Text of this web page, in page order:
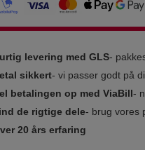
levering med GLS-
sikkert- vi passer godt på
betalingen op med ViaBill-
de rigtige dele- brug vores
20 års erfaring